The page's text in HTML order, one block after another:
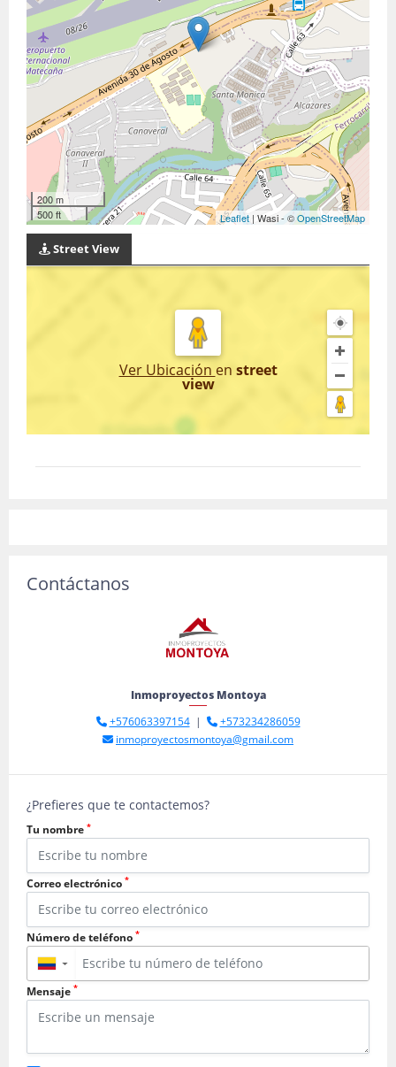
200 m
500 ft
Leaflet | Wasi - ©OpenStreetMap
Street View
Ver Ubicación en street
view
Contáctanos
Inmoproyectos Montoya
+576063397154|
+573234286059
inmoproyectosmontoya@gmail.com
¿Prefieres que te contactemos?
Tu nombre *
Correo electrónico *
Número de teléfono *
▼
Mensaje *